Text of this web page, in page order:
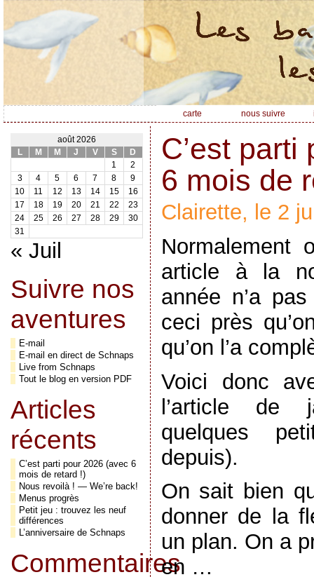
carte nous suivre
août 2026
L
M M J V S
D
1
2
3
4 5 6 7 8
9
10
11 12 13 14 15
16
17
18 19 20 21 22
23
24
25 26 27 28 29
30
31
« Juil
Suivre nos
aventures
E-mail
E-mail en direct de Schnaps
Live from Schnaps
Tout le blog en version PDF
Articles
récents
C’est parti pour 2026 (avec 6
mois de retard !)
Nous revoilà ! — We’re back!
Menus progrès
Petit jeu : trouvez les neuf
différences
L’anniversaire de Schnaps
Commentaires
C’est
6 mois de
Clairette, le 2
Normalement
article à la
année n’a
ceci près
qu’on l’a
Voici donc
l’article de
quelques
depuis).
On sait bien
donner de la
un plan. On a
en …